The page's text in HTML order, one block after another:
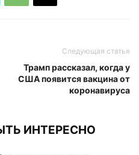
Следующая статья
Трамп рассказал, когда у
США появится вакцина от
коронавируса
ИНТЕРЕСНО